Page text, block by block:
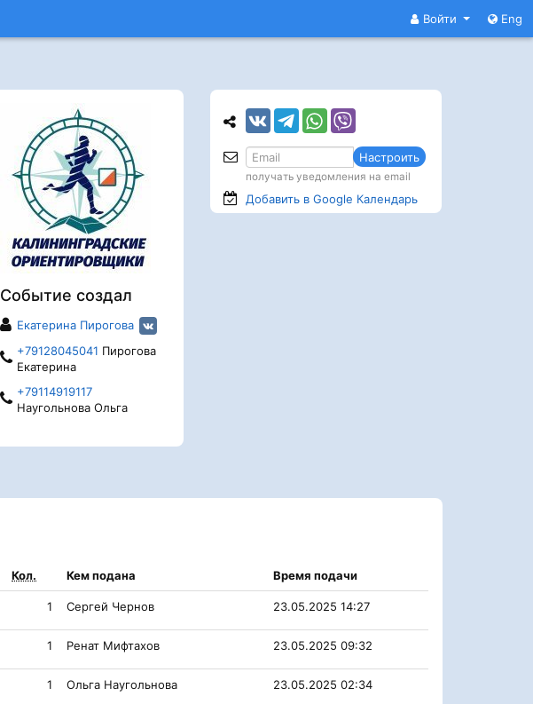
Войти Eng
Событие создал
Екатерина Пирогова
+79128045041 Пирогова
Екатерина
+79114919117
Наугольнова Ольга
Кол. Кем подана Время подачи
1 Сергей Чернов 23.05.2025 14:27
1 Ренат Мифтахов 23.05.2025 09:32
1 Ольга Наугольнова 23.05.2025 02:34
Настроить
получать уведомления на email
Добавить в Google Календарь